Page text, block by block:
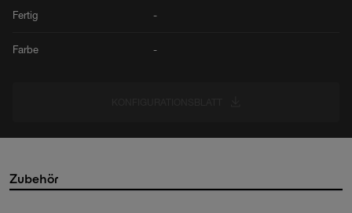
Fertig -
Farbe -
Zubehör